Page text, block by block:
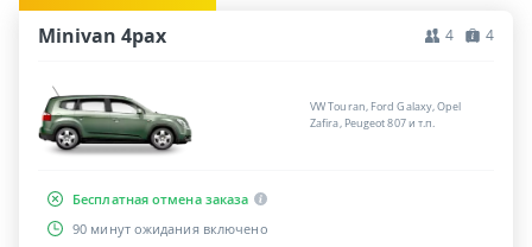
Minivan 4pax 4 4
VW Touran, Ford Galaxy, Opel
Zafira, Peugeot 807 и т.п.
Бесплатная отмена заказа
90 минут ожидания включено